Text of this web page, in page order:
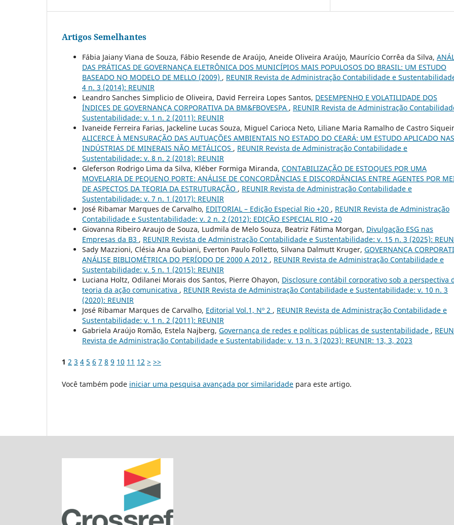
Artigos Semelhantes
Fábia Jaiany Viana de Souza, Fábio Resende de Araújo, Aneide Oliveira Araújo, Maurício Corrêa da Silva,
DAS PRÁTICAS DE GOVERNANÇA ELETRÔNICA DOS MUNICÍPIOS MAIS POPULOSOS DO BRASIL: UM ESTUDO
BASEADO NO MODELO DE MELLO (2009) , REUNIR Revista de Administração Contabilidade e
4 n. 3 (2014): REUNIR
Leandro Sanches Simplicio de Oliveira, David Ferreira Lopes Santos, DESEMPENHO E VOLATILIDADE DOS
ÍNDICES DE GOVERNANÇA CORPORATIVA DA BM&FBOVESPA , REUNIR Revista de Administração
Sustentabilidade: v. 1 n. 2 (2011): REUNIR
Ivaneide Ferreira Farias, Jackeline Lucas Souza, Miguel Carioca Neto, Liliane Maria Ramalho de Castro
ALICERCE À MENSURAÇÃO DAS AUTUAÇÕES AMBIENTAIS NO ESTADO DO CEARÁ: UM ESTUDO APLICADO NAS
INDÚSTRIAS DE MINERAIS NÃO METÁLICOS , REUNIR Revista de Administração Contabilidade e
Sustentabilidade: v. 8 n. 2 (2018): REUNIR
Gleferson Rodrigo Lima da Silva, Kléber Formiga Miranda, CONTABILIZAÇÃO DE ESTOQUES POR UMA
MOVELARIA DE PEQUENO PORTE: ANÁLISE DE CONCORDÂNCIAS E DISCORDÂNCIAS ENTRE AGENTES POR
DE ASPECTOS DA TEORIA DA ESTRUTURAÇÃO , REUNIR Revista de Administração Contabilidade e
Sustentabilidade: v. 7 n. 1 (2017): REUNIR
José Ribamar Marques de Carvalho, EDITORIAL – Edição Especial Rio +20 , REUNIR Revista de Administração
Contabilidade e Sustentabilidade: v. 2 n. 2 (2012): EDIÇÃO ESPECIAL RIO +20
Giovanna Ribeiro Araujo de Souza, Ludmila de Melo Souza, Beatriz Fátima Morgan, Divulgação ESG nas
Empresas da B3 , REUNIR Revista de Administração Contabilidade e Sustentabilidade: v. 15 n. 3 (2025):
Sady Mazzioni, Clésia Ana Gubiani, Everton Paulo Folletto, Silvana Dalmutt Kruger, GOVERNANÇA
ANÁLISE BIBLIOMÉTRICA DO PERÍODO DE 2000 A 2012 , REUNIR Revista de Administração Contabilidade e
Sustentabilidade: v. 5 n. 1 (2015): REUNIR
Luciana Holtz, Odilanei Morais dos Santos, Pierre Ohayon, Disclosure contábil corporativo sob a perspectiva
teoria da ação comunicativa , REUNIR Revista de Administração Contabilidade e Sustentabilidade: v. 10 n. 3
(2020): REUNIR
José Ribamar Marques de Carvalho, Editorial Vol.1, Nº 2 , REUNIR Revista de Administração Contabilidade e
Sustentabilidade: v. 1 n. 2 (2011): REUNIR
Gabriela Araújo Romão, Estela Najberg, Governança de redes e políticas públicas de sustentabilidade ,
Revista de Administração Contabilidade e Sustentabilidade: v. 13 n. 3 (2023): REUNIR: 13, 3, 2023
1 2 3 4 5 6 7 8 9 10 11 12 > >>
Você também pode iniciar uma pesquisa avançada por similaridade para este artigo.